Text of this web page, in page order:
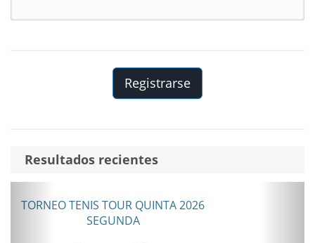
Resultados recientes
TORNEO TENIS TOUR QUINTA 2026
SEGUNDA